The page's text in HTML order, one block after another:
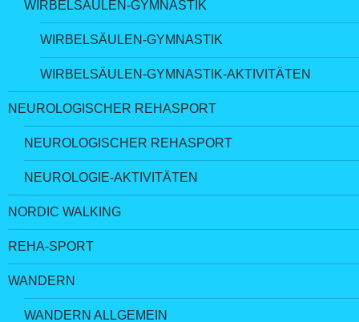
WIRBELSÄULEN-GYMNASTIK
WIRBELSÄULEN-GYMNASTIK
WIRBELSÄULEN-GYMNASTIK-AKTIVITÄTEN
NEUROLOGISCHER REHASPORT
NEUROLOGISCHER REHASPORT
NEUROLOGIE-AKTIVITÄTEN
NORDIC WALKING
REHA-SPORT
WANDERN
WANDERN ALLGEMEIN